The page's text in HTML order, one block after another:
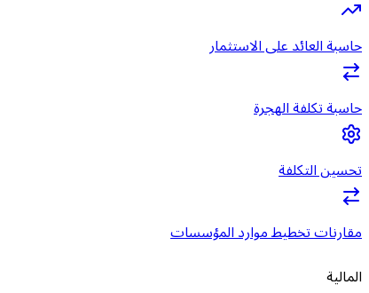
حاسبة العائد على الاستثمار
حاسبة تكلفة الهجرة
تحسين التكلفة
مقارنات تخطيط موارد المؤسسات
المالية